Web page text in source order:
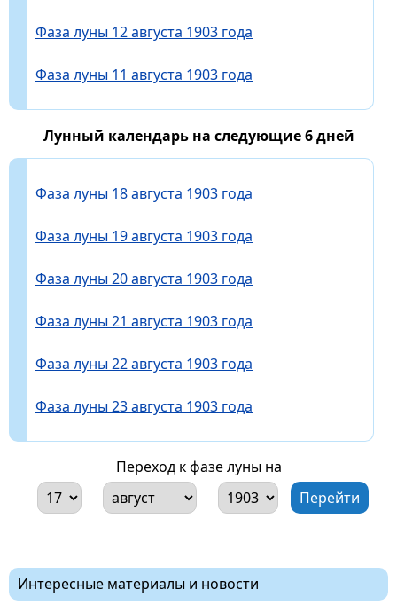
Фаза луны 12 августа 1903 года
Фаза луны 11 августа 1903 года
Лунный календарь на следующие 6 дней
Фаза луны 18 августа 1903 года
Фаза луны 19 августа 1903 года
Фаза луны 20 августа 1903 года
Фаза луны 21 августа 1903 года
Фаза луны 22 августа 1903 года
Фаза луны 23 августа 1903 года
Переход к фазе луны на
Интересные материалы и новости